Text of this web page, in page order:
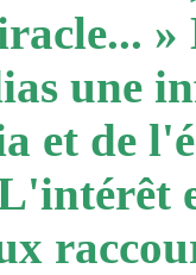
une
et de